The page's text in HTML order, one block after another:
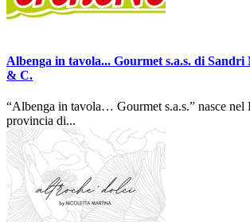
Albenga in tavola... Gourmet s.a.s. di
& C.
“Albenga in tavola… Gourmet s.a.s.” nasce nel
provincia di...